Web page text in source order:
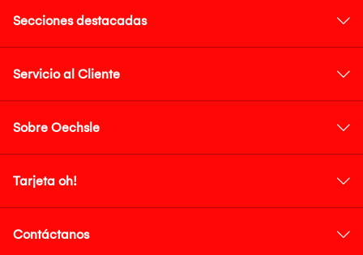
Secciones destacadas
Servicio al Cliente
Sobre Oechsle
Tarjeta oh!
Contáctanos